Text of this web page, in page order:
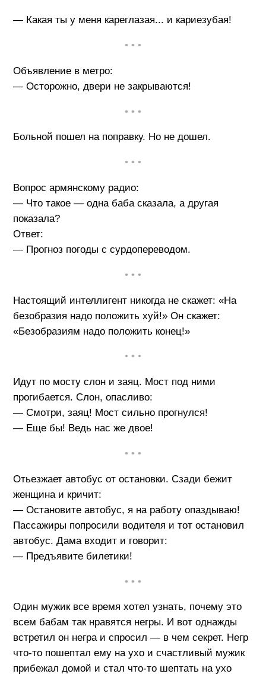
— Какая ты у меня кареглазая... и кариезубая!
• • •
Объявление в метро:
— Осторожно, двери не закрываются!
• • •
Больной пошел на поправку. Но не дошел.
• • •
Вопрос армянскому радио:
— Что такое — одна баба сказала, а другая
показала?
Ответ:
— Прогноз погоды с сурдопереводом.
• • •
Настоящий интеллигент никогда не скажет: «На
безобразия надо положить хуй!» Он скажет:
«Безобразиям надо положить конец!»
• • •
Идут по мосту слон и заяц. Мост под ними
прогибается. Слон, опасливо:
— Смотри, заяц! Мост сильно прогнулся!
— Еще бы! Ведь нас же двое!
• • •
Отьезжает автобус от остановки. Сзади бежит
женщина и кричит:
— Остановите автобус, я на работу опаздываю!
Пассажиры попросили водителя и тот остановил
автобус. Дама входит и говорит:
— Предъявите билетики!
• • •
Один мужик все время хотел узнать, почему это
всем бабам так нравятся негры. И вот однажды
встретил он негра и спросил — в чем секрет. Негр
что-то пошептал ему на ухо и счастливый мужик
прибежал домой и стал что-то шептать на ухо